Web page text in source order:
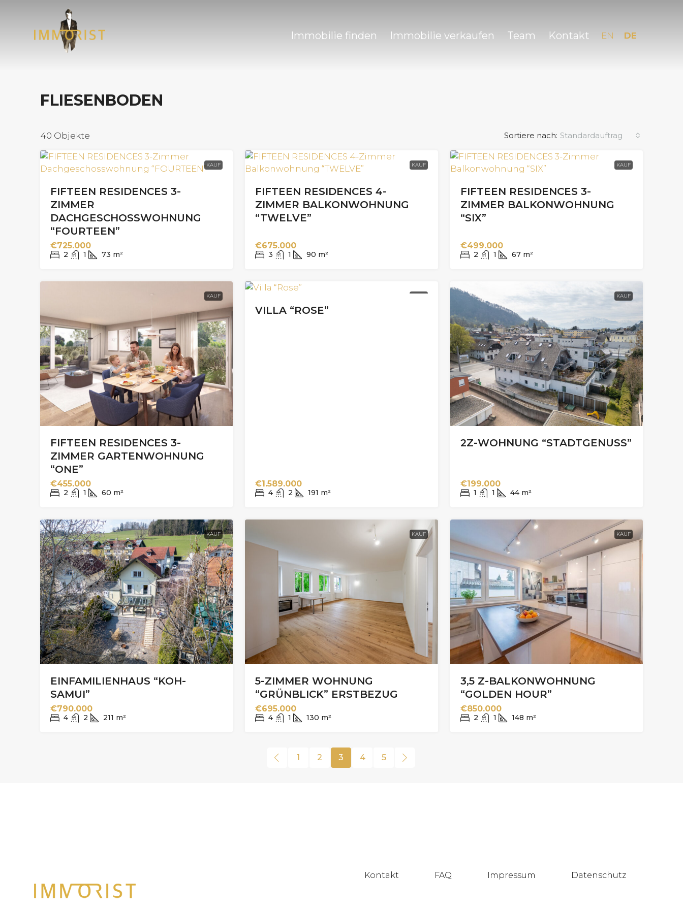
Immobilie finden Immobilie verkaufen Team Kontakt EN DE
FLIESENBODEN
40 Objekte Sortiere nach: Standardauftrag
KAUF
FIFTEEN RESIDENCES 3-
ZIMMER
DACHGESCHOSSWOHNUNG
“FOURTEEN”
€725.000
2 1 73 m²
KAUF
FIFTEEN RESIDENCES 4-
ZIMMER BALKONWOHNUNG
“TWELVE”
€675.000
3 1 90 m²
KAUF
FIFTEEN RESIDENCES 3-
ZIMMER BALKONWOHNUNG
“SIX”
€499.000
2 1 67 m²
KAUF
FIFTEEN RESIDENCES 3-
ZIMMER GARTENWOHNUNG
“ONE”
€455.000
2 1 60 m²
KAUF
VILLA “ROSE”
€1.589.000
4 2 191 m²
KAUF
2Z-WOHNUNG “STADTGENUSS”
€199.000
1 1 44 m²
KAUF
EINFAMILIENHAUS “KOH-
SAMUI”
€790.000
4 2 211 m²
KAUF
5-ZIMMER WOHNUNG
“GRÜNBLICK” ERSTBEZUG
€695.000
4 1 130 m²
KAUF
3,5 Z-BALKONWOHNUNG
“GOLDEN HOUR”
€850.000
2 1 148 m²
1 2 3 4 5
Kontakt FAQ Impressum Datenschutz